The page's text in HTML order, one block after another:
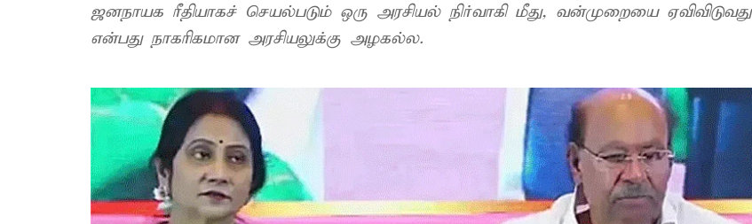
ஜனநாயக ரீதியாகச் செயல்படும் ஒரு அரசியல் நிர்வாகி மீது, வன்முறையை ஏவிவிடுவது
என்பது நாகரிகமான அரசியலுக்கு அழகல்ல.